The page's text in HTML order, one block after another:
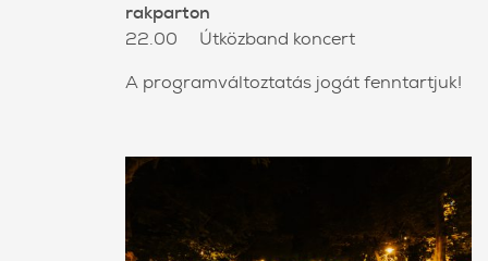
rakparton
22.00 Útközband koncert
A programváltoztatás jogát fenntartjuk!